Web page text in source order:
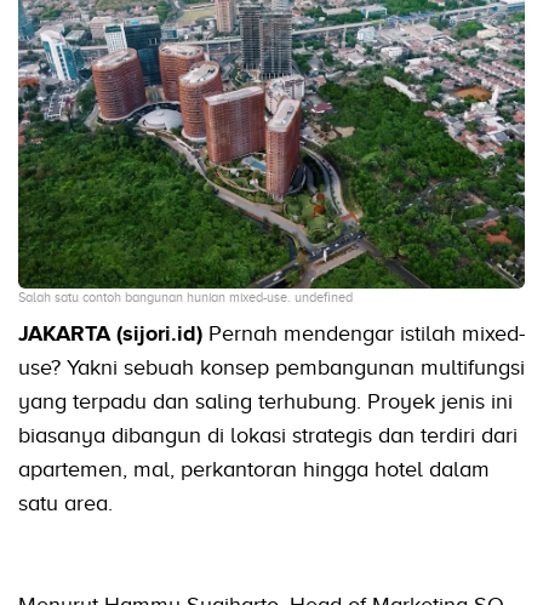
Salah satu contoh bangunan hunian mixed-use. undefined
JAKARTA (sijori.id) Pernah mendengar istilah mixed-
use? Yakni sebuah konsep pembangunan multifungsi
yang terpadu dan saling terhubung. Proyek jenis ini
biasanya dibangun di lokasi strategis dan terdiri dari
apartemen, mal, perkantoran hingga hotel dalam
satu area.